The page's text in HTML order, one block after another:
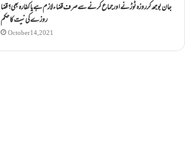
جان بوجھ کر روزہ ٹوڑنے اور جماع کرنے سے صرف قضاء لازم ہے یا کفارہ بھی؟ قضا
روزے کی نیت کا حکم
October 14, 2021